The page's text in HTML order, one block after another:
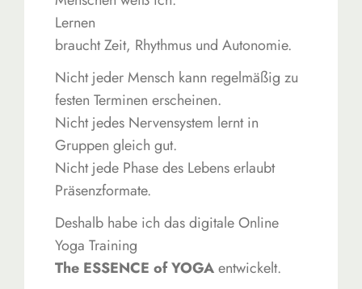
Lernen
braucht Zeit, Rhythmus und Autonomie.
Nicht jeder Mensch kann regelmäßig zu
festen Terminen erscheinen.
Nicht jedes Nervensystem lernt in
Gruppen gleich gut.
Nicht jede Phase des Lebens erlaubt
Präsenzformate.
Deshalb habe ich das digitale Online
Yoga Training
The ESSENCE of YOGAentwickelt.